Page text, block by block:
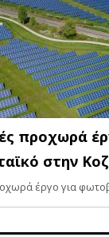
προχωρά
στην
έργο για